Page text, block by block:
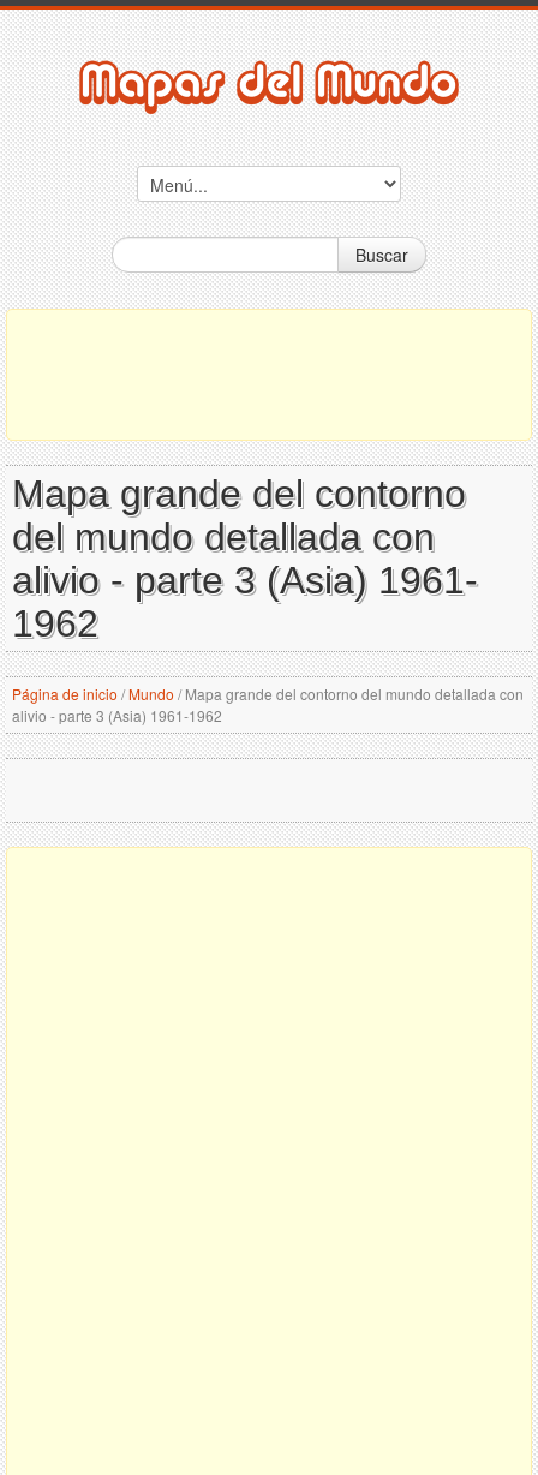
Buscar
Mapa grande del contorno
del mundo detallada con
alivio - parte 3 (Asia) 1961-
1962
Página de inicio /Mundo /Mapa grande del contorno del mundo detallada con
alivio - parte 3 (Asia) 1961-1962